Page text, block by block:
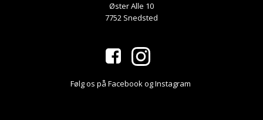
Øster Alle 10
7752 Snedsted
Følg os på Facebook og Instagram